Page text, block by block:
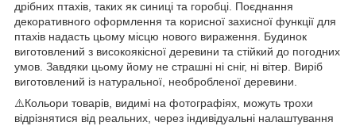
дрібних птахів, таких як синиці та горобці. Поєднання
декоративного оформлення та корисної захисної функції для
птахів надасть цьому місцю нового вираження. Будинок
виготовлений з високоякісної деревини та стійкий до погодних
умов. Завдяки цьому йому не страшні ні сніг, ні вітер. Виріб
виготовлений із натуральної, необробленої деревини.
⚠️Кольори товарів, видимі на фотографіях, можуть трохи
відрізнятися від реальних, через індивідуальні налаштування